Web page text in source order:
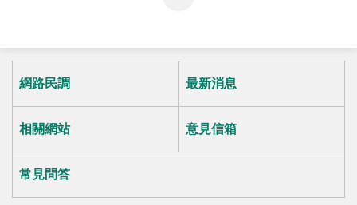
網路民調 最新消息
相關網站 意見信箱
常見問答